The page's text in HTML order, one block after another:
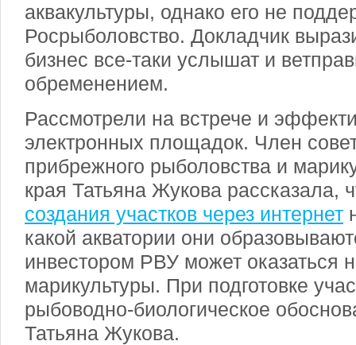
аквакультуры, однако его не
Росрыболовство. Докладчик
бизнес все-таки услышат и
обременением.
Рассмотрели на встрече и
электронных площадок. Член
прибрежного рыболовства и
края Татьяна Жукова рассказала,
создания участков через интернет
какой акватории они
инвестором РВУ может оказаться
марикультуры. При подготовке
рыбоводно-биологическое
Татьяна Жукова.